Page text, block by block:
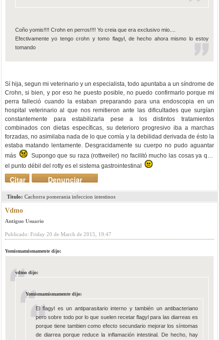
Coño yomis!!!! Crohn en perros!!!! Yo creia que era exclusivo mio....
Efectivamente yo tengo crohn y tomo flagyl, de hecho ahora mismo lo estoy
tomando
Sí hija, segun mi veterinario y un especialista, todo apuntaba a un síndrome de
Crohn, si bien, y por eso he puesto posible, no puedo confirmarlo porque mi
perra falleció cuando la estaban preparando para una endoscopia en un
hospital veterinario al que nos remitieron ante las dificultades que surgían
constantemente para estabilizarla pese a los distintos tratamientos
combinados con dietas específicas, su deterioro progresivo iba a marchas
forzadas, no asimilaba nada de lo que comía y la debilidad derivada de ésto la
estaba matando lentamente. Desgracidamente su cuerpo no pudo aguantar
más
Supongo que su raza (rottweiler) no facilitó mucho las cosas ya que
el punto débil del rotty es el sistema gastrointestinal
Denunciar
mensaje
Citar
Titulo: Cachorra pomerania infeccion intestinos
Vdmo
Antiguo Usuario
Publicado: Friday 20 de March de 2015, 19:47
Yomismamismamente dijo:
vdmo dijo:
Yomismamismamente dijo:
El flagyl es un antiparasitario interno y también un antibacteriano
pero sobre todo por lo que suelen recetar flagyl para las diarreas es
porque tiene tambien como efecto secundario mejorar los síntomas
de diarrea porque reduce la inflamación intestinal. De hecho, hay